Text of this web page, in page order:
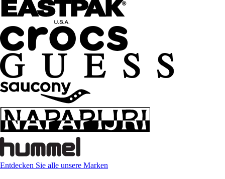
Entdecken Sie alle unsere Marken